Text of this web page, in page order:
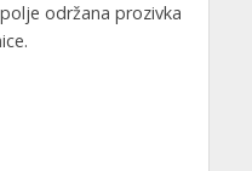
održana prozivka